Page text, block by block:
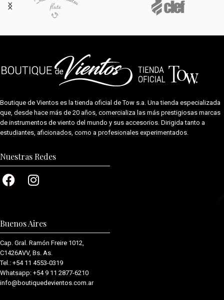
Boutique de Vientos es la tienda oficial deTow s.a. Una tienda especializada
que, desde hace más de 20 años, comercializa las más prestigiosas marcas
de instrumentos de viento del mundo y sus accesorios. Dirigida tanto a
estudiantes, aficionados, como a profesionales experimentados.
Nuestras Redes
Buenos Aires
Cap. Gral. Ramón Freire 1012,
C1426AVV, Bs. As.
Tel.: +54 11 4553-0319
Whatsapp: +54 9 11 2877-6210
info@boutiquedevientos.com.ar